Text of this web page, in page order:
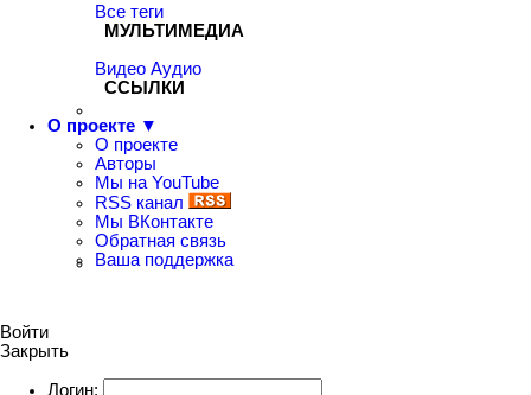
Все теги
МУЛЬТИМЕДИА
Видео Аудио
ССЫЛКИ
О проекте ▼
О проекте
Авторы
Мы на YouTube
RSS канал
Мы ВКонтакте
Обратная связь
Ваша поддержка
Войти
Закрыть
Логин: